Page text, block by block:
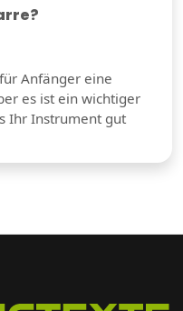
Anfänger eine
es ist ein wichtiger
Ihr Instrument gut